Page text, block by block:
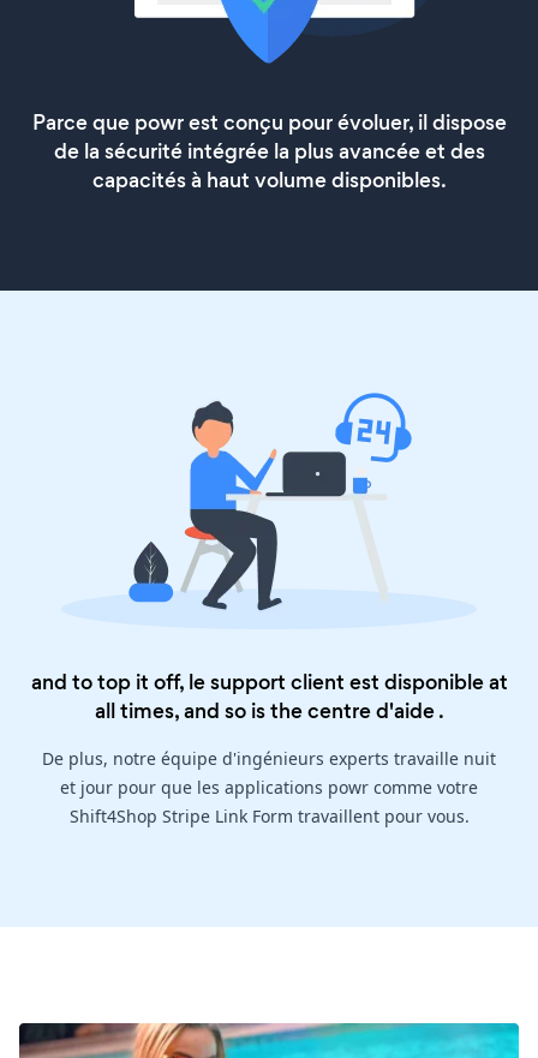
Parce que powr est conçu pour évoluer, il dispose
de la sécurité intégrée la plus avancée et des
capacités à haut volume disponibles.
and to top it off, le support client est disponible at
all times, and so is thecentre d'aide.
De plus, notre équipe d'ingénieurs experts travaille nuit
et jour pour que les applications powr comme votre
Shift4Shop Stripe Link Form travaillent pour vous.